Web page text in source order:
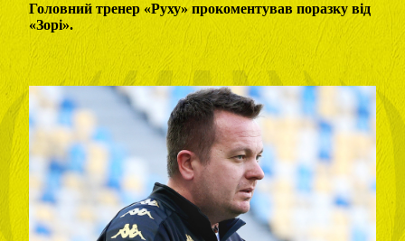
Головний тренер «Руху» прокоментував поразку від
«Зорі».